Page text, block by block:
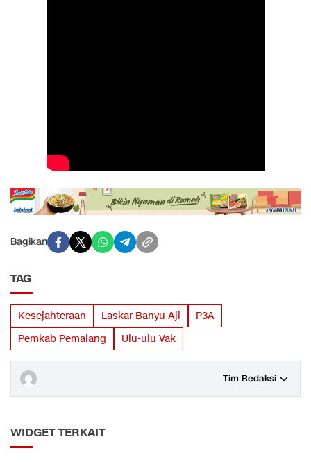
Bagikan
TAG
Kesejahteraan Laskar Banyu Aji
P3A
Pemkab Pemalang
Ulu-ulu Vak
Tim Redaksi
WIDGET TERKAIT